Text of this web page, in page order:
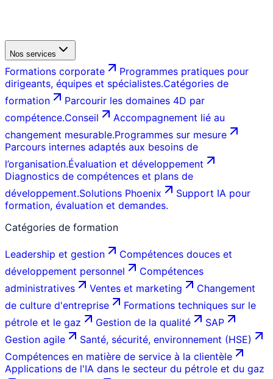
Nos services
Formations corporate
Programmes pratiques pour
dirigeants, équipes et spécialistes.Catégories de
formation
Parcourir les domaines 4D par
compétence.Conseil
Accompagnement lié au
changement mesurable.Programmes sur mesure
Parcours internes adaptés aux besoins de
l’organisation.Évaluation et développement
Diagnostics de compétences et plans de
développement.Solutions Phoenix
Support IA pour
formation, évaluation et demandes.
Catégories de formation
Leadership et gestion
Compétences douces et
développement personnel
Compétences
administratives
Ventes et marketing
Changement
de culture d'entreprise
Formations techniques sur le
pétrole et le gaz
Gestion de la qualité
SAP
Gestion agile
Santé, sécurité, environnement (HSE)
Compétences en matière de service à la clientèle
Applications de l'IA dans le secteur du pétrole et du gaz